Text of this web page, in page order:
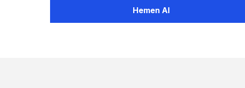
Hemen Al